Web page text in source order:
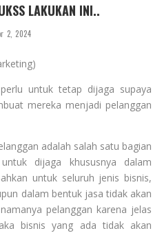
LAKUKAN INI..
2, 2024
untuk tetap dijaga supaya
mereka menjadi pelanggan
adalah salah satu bagian
dijaga khususnya dalam
untuk seluruh jenis bisnis,
dalam bentuk jasa tidak akan
pelanggan karena jelas
bisnis yang ada tidak akan